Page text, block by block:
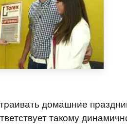
домашние
такому